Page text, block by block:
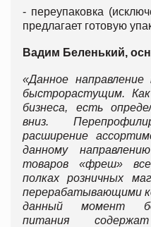
- переупаковка
предлагает готовую
Вадим Беленький,
«Данное
быстрорастущим.
бизнеса, есть
вниз.
расширение
данному
товаров «фреш»
полках розничных
перерабатывающими
данный момент
питания